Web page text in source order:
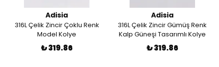
Adisia
316L Çelik Zincir Çoklu Renk
Model Kolye
₺ 319.86
Adisia
316L Çelik Zincir Gümüş Renk
Kalp Güneşi Tasarımlı Kolye
₺ 319.86